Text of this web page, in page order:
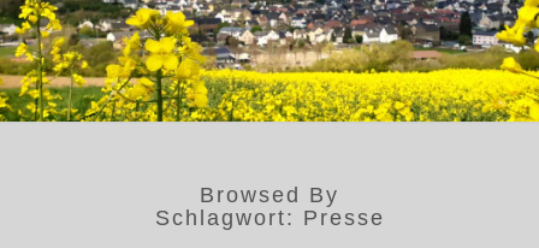
Browsed By
Schlagwort: Presse